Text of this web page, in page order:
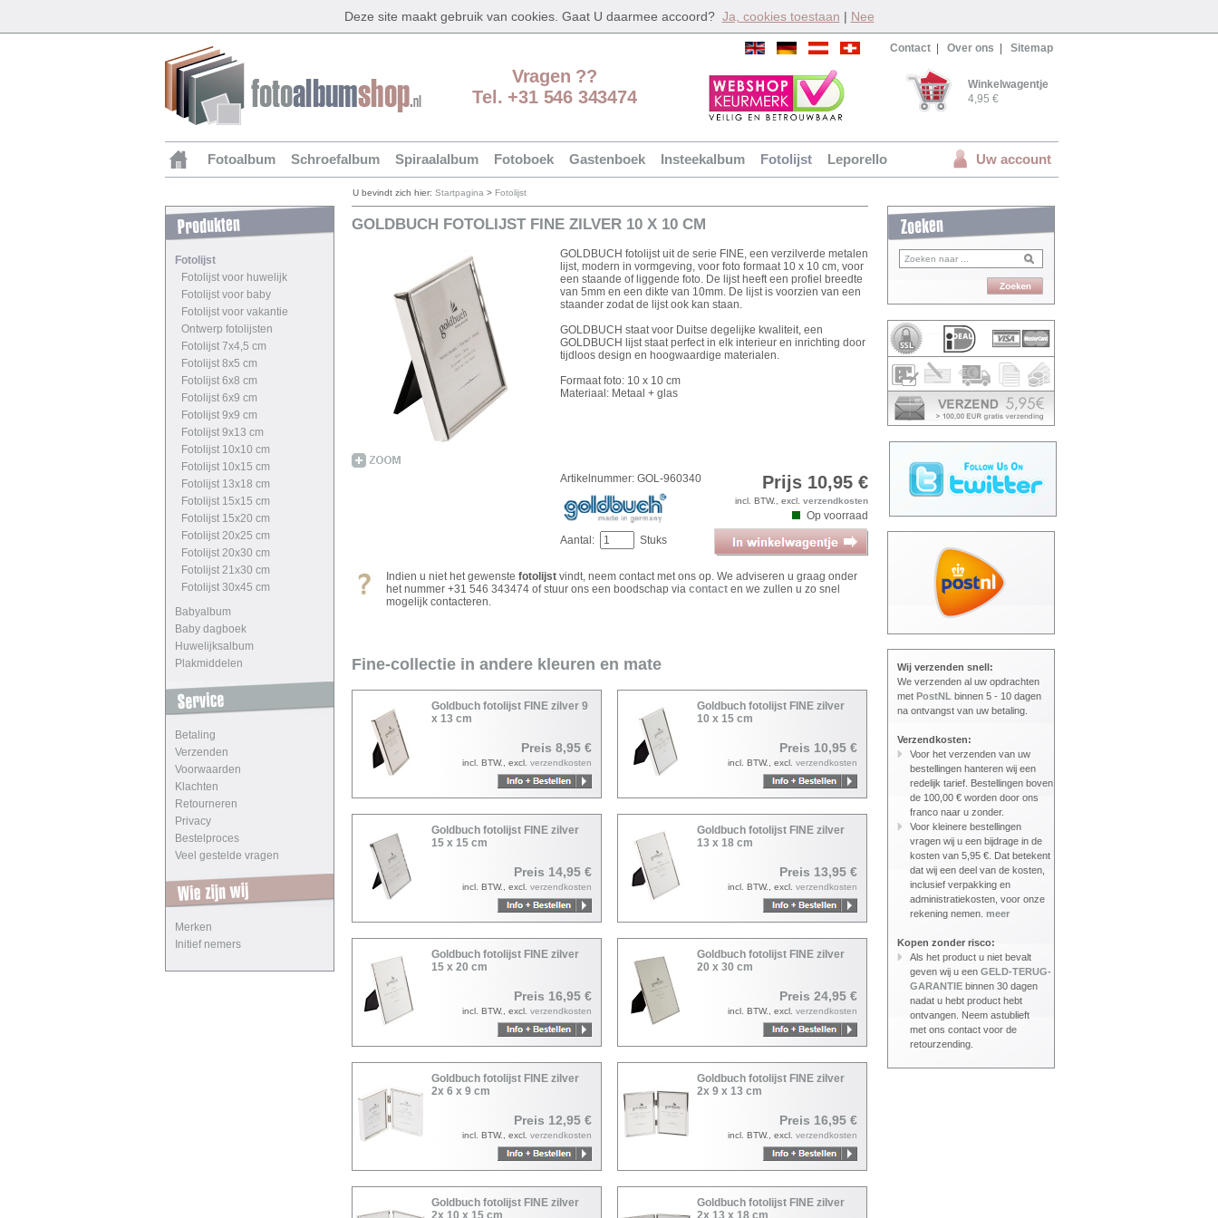
Deze site maakt gebruik van cookies. Gaat U daarmee accoord? Ja, cookies toestaan | Nee
Vragen ??
Tel. +31 546 343474
Contact Over ons Sitemap
Winkelwagentje
4,95 €
Fotoalbum Schroefalbum Spiraalalbum Fotoboek Gastenboek Insteekalbum Fotolijst Leporello Uw account
Fotolijst
Fotolijst voor huwelijk
Fotolijst voor baby
Fotolijst voor vakantie
Ontwerp fotolijsten
Fotolijst 7x4,5 cm
Fotolijst 8x5 cm
Fotolijst 6x8 cm
Fotolijst 6x9 cm
Fotolijst 9x9 cm
Fotolijst 9x13 cm
Fotolijst 10x10 cm
Fotolijst 10x15 cm
Fotolijst 13x18 cm
Fotolijst 15x15 cm
Fotolijst 15x20 cm
Fotolijst 20x25 cm
Fotolijst 20x30 cm
Fotolijst 21x30 cm
Fotolijst 30x45 cm
Babyalbum
Baby dagboek
Huwelijksalbum
Plakmiddelen
Betaling
Verzenden
Voorwaarden
Klachten
Retourneren
Privacy
Bestelproces
Veel gestelde vragen
Merken
Initief nemers
Wij verzenden snell:
We verzenden al uw opdrachten
met PostNL binnen 5 - 10 dagen
na ontvangst van uw betaling.
Verzendkosten:
Voor het verzenden van uw
bestellingen hanteren wij een
redelijk tarief. Bestellingen boven
de 100,00 € worden door ons
franco naar u zonder.
Voor kleinere bestellingen
vragen wij u een bijdrage in de
kosten van 5,95 €. Dat betekent
dat wij een deel van de kosten,
inclusief verpakking en
administratiekosten, voor onze
rekening nemen. meer
Kopen zonder risco:
Als het product u niet bevalt
geven wij u een GELD-TERUG-
GARANTIE binnen 30 dagen
nadat u hebt product hebt
ontvangen. Neem astublieft
met ons contact voor de
retourzending.
U bevindt zich hier: Startpagina > Fotolijst
GOLDBUCH FOTOLIJST FINE ZILVER 10 X 10 CM
GOLDBUCH fotolijst uit de serie FINE, een verzilverde metalen
lijst, modern in vormgeving, voor foto formaat 10 x 10 cm, voor
een staande of liggende foto. De lijst heeft een profiel breedte
van 5mm en een dikte van 10mm. De lijst is voorzien van een
staander zodat de lijst ook kan staan.
GOLDBUCH staat voor Duitse degelijke kwaliteit, een
GOLDBUCH lijst staat perfect in elk interieur en inrichting door
tijdloos design en hoogwaardige materialen.
Formaat foto: 10 x 10 cm
Materiaal: Metaal + glas
Artikelnummer: GOL-960340 Prijs 10,95 €
incl. BTW., excl. verzendkosten
Op voorraad
Aantal:
Stuks
Indien u niet het gewenste fotolijst vindt, neem contact met ons op. We adviseren u graag onder
het nummer +31 546 343474 of stuur ons een boodschap via contact en we zullen u zo snel
mogelijk contacteren.
Fine-collectie in andere kleuren en mate
Goldbuch fotolijst FINE zilver 9
x 13 cm
Preis 8,95 €
incl. BTW., excl. verzendkosten
Goldbuch fotolijst FINE zilver
10 x 15 cm
Preis 10,95 €
incl. BTW., excl. verzendkosten
Goldbuch fotolijst FINE zilver
15 x 15 cm
Preis 14,95 €
incl. BTW., excl. verzendkosten
Goldbuch fotolijst FINE zilver
13 x 18 cm
Preis 13,95 €
incl. BTW., excl. verzendkosten
Goldbuch fotolijst FINE zilver
15 x 20 cm
Preis 16,95 €
incl. BTW., excl. verzendkosten
Goldbuch fotolijst FINE zilver
20 x 30 cm
Preis 24,95 €
incl. BTW., excl. verzendkosten
Goldbuch fotolijst FINE zilver
2x 6 x 9 cm
Preis 12,95 €
incl. BTW., excl. verzendkosten
Goldbuch fotolijst FINE zilver
2x 9 x 13 cm
Preis 16,95 €
incl. BTW., excl. verzendkosten
Goldbuch fotolijst FINE zilver
2x 10 x 15 cm
Goldbuch fotolijst FINE zilver
2x 13 x 18 cm